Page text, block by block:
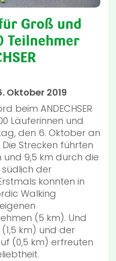
Groß und
Teilnehmer
2019
beim ANDECHSER
Läuferinnen und
den 6. Oktober an
Strecken führten
9,5 km durch die
der
konnten in
Walking
(5 km). Und
km) und der
(0,5 km) erfreuten